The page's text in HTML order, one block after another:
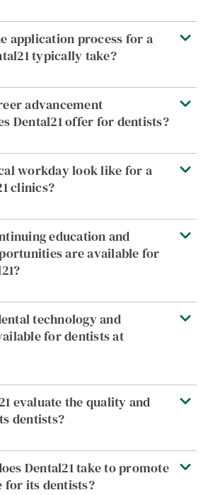
application process for a
typically take?
advancement
Dental21 offer for dentists?
workday look like for a
clinics?
education and
are available for
technology and
for dentists at
evaluate the quality and
dentists?
Dental21 take to promote
for its dentists?